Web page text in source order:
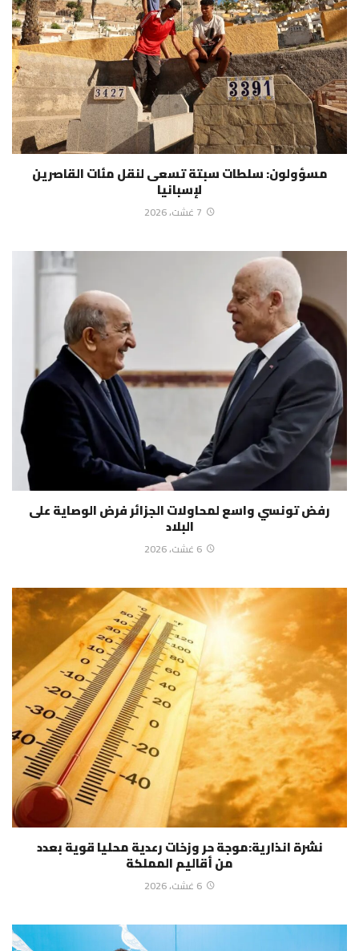
مسؤولون: سلطات سبتة تسعى لنقل مئات القاصرين
لإسبانيا
7 غشت، 2026
رفض تونسي واسع لمحاولات الجزائر فرض الوصاية على
البلاد
6 غشت، 2026
نشرة انذارية:موجة حر وزخات رعدية محليا قوية بعدد
من أقاليم المملكة
6 غشت، 2026